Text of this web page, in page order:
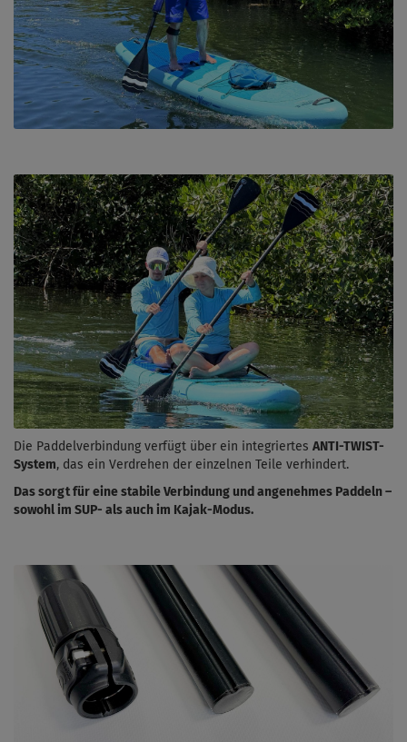
Die Paddelverbindung verfügt über ein integriertes ANTI-TWIST-
System, das ein Verdrehen der einzelnen Teile verhindert.
Das sorgt für eine stabile Verbindung und angenehmes Paddeln –
sowohl im SUP- als auch im Kajak-Modus.